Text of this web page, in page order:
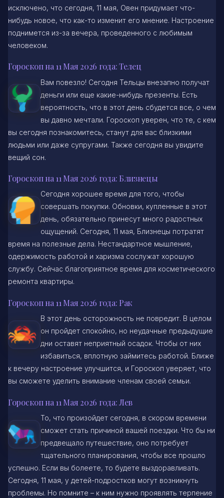
исключено, что сегодня, 11 мая, Овен придумает что-
нибудь новое, что как-то изменит его мнение. Настроение
поднимется из-за вечера, проведенного с любимым
человеком.
Гороскоп на 11 Мая 2026 года: Телец
Вам повезло! Сегодня Тельцы внезапно получат
деньги или еще какие-нибудь презенты. Есть
вероятность, что в этот день сбудется все, о чем
вы давно мечтали. Гороскоп уверен, что те, с кем
вы сегодня познакомитесь, станут для вас близкими
людьми или даже супругами. Также сегодня вы увидите
вещий сон.
Гороскоп на 11 Мая 2026 года: Близнецы
Сегодня хорошее время для того, чтобы
совершать покупки. Обновки, купленные в этот
день, обязательно принесут много радостных
ощущений. Сегодня, 11 мая, Близнецы потратят
время на полезные дела. Нестандартное мышление,
одержимость работой и харизма сослужат хорошую
службу. Сейчас благоприятное время для косметического
ремонта квартиры.
Гороскоп на 11 Мая 2026 года: Рак
В этот день осторожность не повредит. В целом
он пройдет спокойно, но неудачные предыдущие
дни оставят неприятный осадок. Чтобы от них
избавиться, вплотную займитесь работой. Ближе
к вечеру настроение улучшится, и Гороскоп уверяет, что
вы сможете уделить внимание членам своей семьи.
Гороскоп на 11 Мая 2026 года: Лев
То, что произойдет сегодня, в скором времени
сможет стать причиной вашей поездки. Что бы ни
предвещало путешествие, оно потребует
тщательного планирования, чтобы все прошло
успешно. Если вы болеете, то будете выздоравливать.
Сегодня, 11 мая, у детей-подростков могут возникнуть
проблемы. Но помните – к ним нужно проявлять терпение